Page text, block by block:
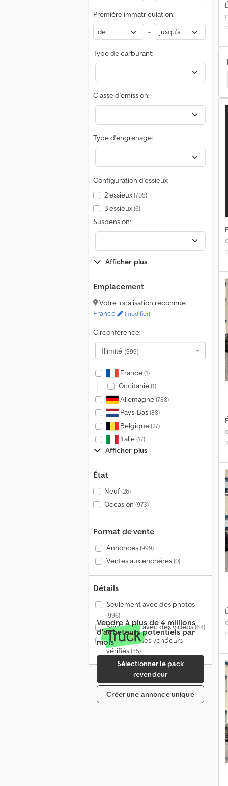
Première immatriculation:
-
Type de carburant:
Classe d'émission:
Type d'engrenage:
Configuration d'essieux:
2 essieux(705)
3 essieux(6)
Suspension:
Afficher plus
Emplacement
Votre localisation reconnue:
France
(modifier)
Circonférence:
Illimité (999)
France(1)
Occitanie(1)
Allemagne(788)
Pays-Bas(88)
Belgique(27)
Italie(17)
Afficher plus
État
Neuf(26)
Occasion (973)
Format de vente
Annonces(999)
Ventes aux enchères(0)
Détails
Seulement avec des photos
(996)
Seulement avec des vidéos(68)
Seulement les vendeurs
vérifiés(55)
Vendre à plus de 4 millions
d'acheteurs potentiels par
mois
Sélectionner le pack
revendeur
Créer une annonce unique
Kögel Transports Frigorifique